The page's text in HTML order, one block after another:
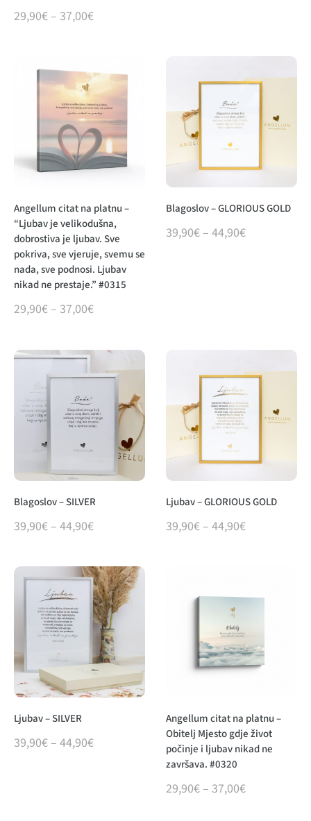
29,90€ – 37,00€
Angellum citat na platnu –
“Ljubav je velikodušna,
dobrostiva je ljubav. Sve
pokriva, sve vjeruje, svemu se
nada, sve podnosi. Ljubav
nikad ne prestaje.” #0315
29,90€ – 37,00€
Blagoslov – GLORIOUS GOLD
39,90€ – 44,90€
Blagoslov – SILVER
39,90€ – 44,90€
Ljubav – GLORIOUS GOLD
39,90€ – 44,90€
Ljubav – SILVER
39,90€ – 44,90€
Angellum citat na platnu –
Obitelj Mjesto gdje život
počinje i ljubav nikad ne
završava. #0320
29,90€ – 37,00€